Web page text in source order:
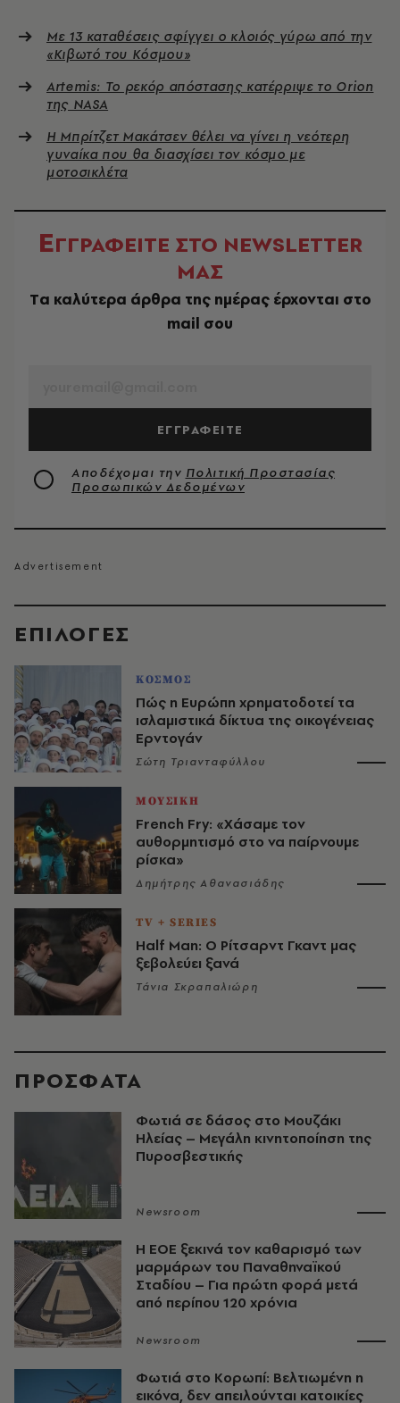
EΠΙΛΟΓΈΣ
ΚΟΣΜΟΣ
Πώς η Ευρώπη χρηματοδοτεί τα
ισλαμιστικά δίκτυα της οικογένειας
Ερντογάν
Σώτη Τριανταφύλλου
ΜΟΥΣΙΚΗ
French Fry: «Χάσαμε τον
αυθορμητισμό στο να παίρνουμε
ρίσκα»
Δημήτρης Αθανασιάδης
TV + SERIES
Half Man: Ο Ρίτσαρντ Γκαντ μας
ξεβολεύει ξανά
Τάνια Σκραπαλιώρη
Με 13 καταθέσεις σφίγγει ο κλοιός γύρω από την
«Κιβωτό του Κόσμου»
Artemis: Το ρεκόρ απόστασης κατέρριψε το Orion
της NASA
Η Μπρίτζετ Μακάτσεν θέλει να γίνει η νεότερη
γυναίκα που θα διασχίσει τον κόσμο με
μοτοσικλέτα
ΕΓΓΡΑΦΕΙΤΕ ΣΤΟ NEWSLETTER
ΜΑΣ
Tα καλύτερα άρθρα της ημέρας έρχονται στο
mail σου
ΕΓΓΡΑΦΕΙΤΕ
Αποδέχομαι την Πολιτική Προστασίας
Προσωπικών Δεδομένων
ΠΡΟΣΦΑΤΑ
Φωτιά σε δάσος στο Μουζάκι
Ηλείας – Μεγάλη κινητοποίηση της
Πυροσβεστικής
Newsroom
Η ΕΟΕ ξεκινά τον καθαρισμό των
μαρμάρων του Παναθηναϊκού
Σταδίου – Για πρώτη φορά μετά
από περίπου 120 χρόνια
Newsroom
Φωτιά στο Κορωπί: Βελτιωμένη η
εικόνα, δεν απειλούνται κατοικίες